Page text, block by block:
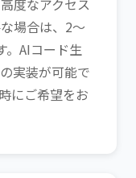
度なアクセス
場合は、2〜
。AIコード生
実装が可能で
にご希望をお